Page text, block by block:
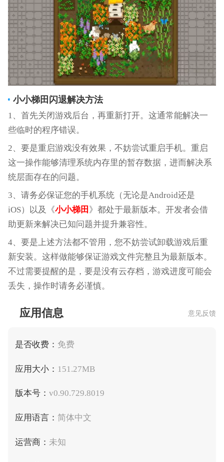
小小梯田 闪退解决方法
1、首先关闭游戏后台，再重新打开。这通常能解决一
些临时的程序错误。
2、要是重启游戏没有效果，不妨尝试重启手机。重启
这一操作能够清理系统内存里的暂存数据，进而解决系
统层面存在的问题。
3、请务必保证您的手机系统（无论是Android还是
iOS）以及《小小梯田 》都处于最新版本。开发者会借
助更新来解决已知问题并提升兼容性。
4、要是上述方法都不管用，您不妨尝试卸载游戏后重
新安装。这样做能够保证游戏文件完整且为最新版本。
不过需要提醒的是，要是没有云存档，游戏进度可能会
丢失，操作时请务必谨慎。
应用信息 意见反馈
是否收费： 免费
应用大小： 151.27MB
版本号： v0.90.729.8019
应用语言： 简体中文
运营商： 未知